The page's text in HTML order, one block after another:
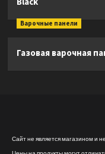
Варочные панели
Газовая варочная
Сайт не является магазином и